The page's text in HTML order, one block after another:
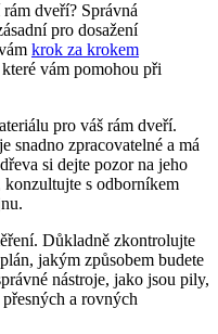
dveří? Správná
pro dosažení
krok za krokem
vám pomohou při
pro váš rám dveří.
snadno zpracovatelné a má
si dejte pozor na jeho
s odborníkem
Důkladně zkontrolujte
jakým způsobem budete
nástroje, jako jsou pily,
a rovných